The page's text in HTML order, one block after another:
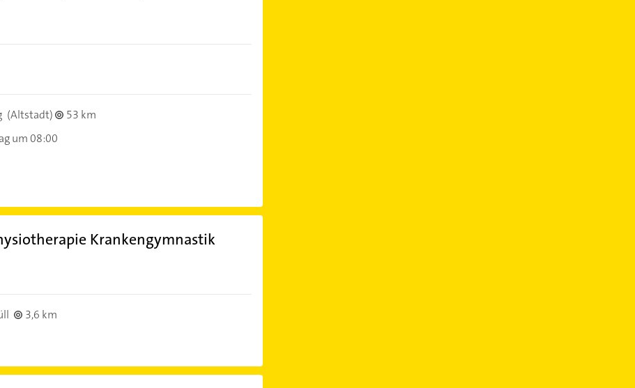
(Altstadt)
53 km
um 08:00
Krankengymnastik
3,6 km